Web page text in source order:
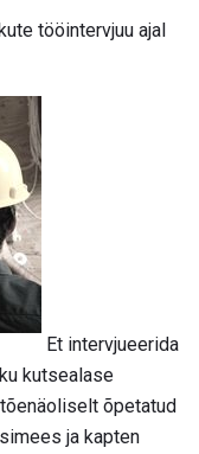
tööintervjuu ajal
Et intervjueerida
kutsealase
õpetatud
ja kapten